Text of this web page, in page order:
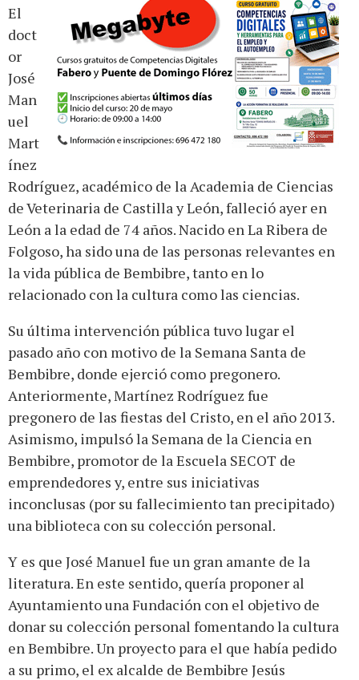
El
doct
or
José
Man
uel
Mart
ínez
Rodríguez, académico de la Academia de Ciencias
de Veterinaria de Castilla y León, falleció ayer en
León a la edad de 74 años. Nacido en La Ribera de
Folgoso, ha sido una de las personas relevantes en
la vida pública de Bembibre, tanto en lo
relacionado con la cultura como las ciencias.
Su última intervención pública tuvo lugar el
pasado año con motivo de la Semana Santa de
Bembibre, donde ejerció como pregonero.
Anteriormente, Martínez Rodríguez fue
pregonero de las fiestas del Cristo, en el año 2013.
Asimismo, impulsó la Semana de la Ciencia en
Bembibre, promotor de la Escuela SECOT de
emprendedores y, entre sus iniciativas
inconclusas (por su fallecimiento tan precipitado)
una biblioteca con su colección personal.
Y es que José Manuel fue un gran amante de la
literatura. En este sentido, quería proponer al
Ayuntamiento una Fundación con el objetivo de
donar su colección personal fomentando la cultura
en Bembibre. Un proyecto para el que había pedido
a su primo, el ex alcalde de Bembibre Jesús